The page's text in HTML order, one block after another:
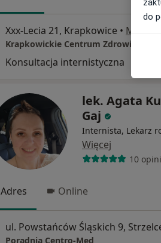
Xxx-Lecia 21, Krapkowice • Mapa
Konsultacja internistyczna
lek. Agata
Gaj
Internista, Lekarz
Więcej
10
Adres Online
Poradnia Centro-Med
do